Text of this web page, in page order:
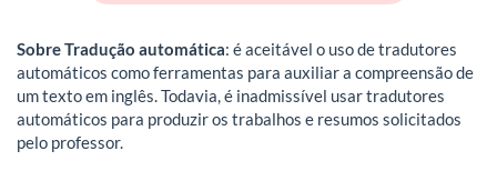
Sobre Tradução automática: é aceitável o uso de tradutores
automáticos como ferramentas para auxiliar a compreensão de
um texto em inglês. Todavia, é inadmissível usar tradutores
automáticos para produzir os trabalhos e resumos solicitados
pelo professor.